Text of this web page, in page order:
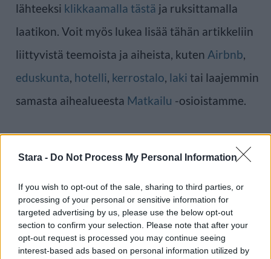
Stara - Do Not Process My Personal Information
If you wish to opt-out of the sale, sharing to third parties, or
processing of your personal or sensitive information for
targeted advertising by us, please use the below opt-out
section to confirm your selection. Please note that after your
opt-out request is processed you may continue seeing
interest-based ads based on personal information utilized by
lähteeksi klikkaamalla tästä ja ruksittamalla
laatikon. Voit myös lukea lisää tähän artikkeliin
liittyvistä teemoista ja aiheista, kuten Airbnb,
eduskunta, hotelli, kerrostalo, laki tai laajemmin
samasta aihealueesta Matkailu -osioistamme.
Ilmoita virheestä·Tietoa meistä·Toimitusperiaatteet